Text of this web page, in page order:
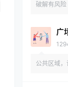
破解有风
试安装
广
公共区域